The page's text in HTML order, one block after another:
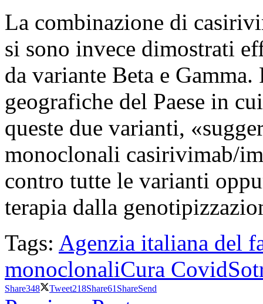
La combinazione di
si sono invece dimostrati
da variante Beta e
geografiche del Paese in
queste due varianti,
monoclonali casirivimab/
contro tutte le varianti
terapia dalla
Tags: Agenzia italiana del
monoclonaliCura Covid
Share348 Tweet218Share61 ShareSend